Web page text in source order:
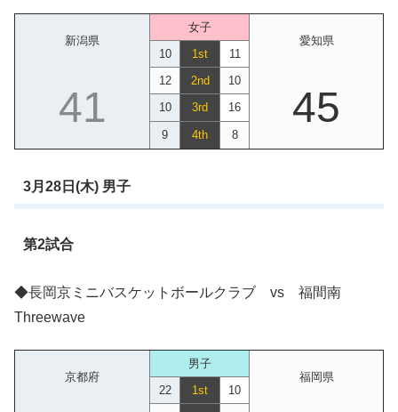
新潟県
女子
愛知県
10
1st 11
41
12 2nd 10
45
10 3rd 16
9 4th 8
3月28日(木) 男子
第2試合
◆長岡京ミニバスケットボールクラブ vs 福間南
Threewave
京都府
男子
福岡県
22
1st
10